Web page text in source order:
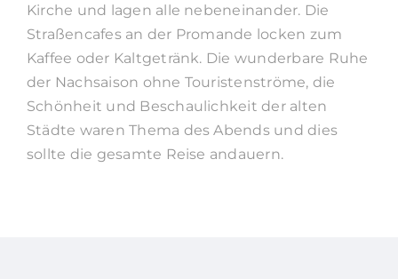
Kirche und lagen alle nebeneinander. Die
Straßencafes an der Promande locken zum
Kaffee oder Kaltgetränk. Die wunderbare Ruhe
der Nachsaison ohne Touristenströme, die
Schönheit und Beschaulichkeit der alten
Städte waren Thema des Abends und dies
sollte die gesamte Reise andauern.